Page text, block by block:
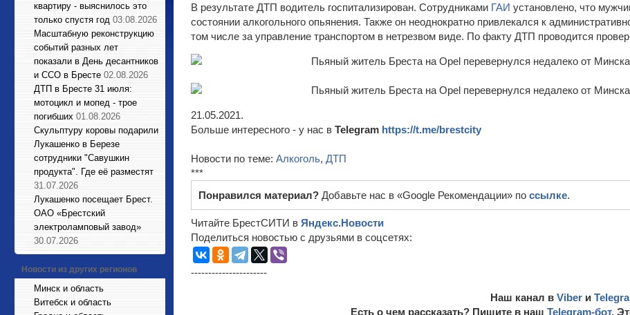
квартиру - выяснилось это
только спустя год 03.08.2026
Масштабную реконструкцию
событий разных лет
показали в День десантников
и ССО в Бресте 02.08.2026
ДТП в Бресте 31 июля:
мотоцикл и мопед - трое
погибших 01.08.2026
Cкульптуру коровы подарили
Лукашенко в Березе
сотрудники "Савушкин
продукта". Где её разместят
31.07.2026
Лукашенко посещает Брест.
ОАО «Брестский
электроламповый завод»
30.07.2026
Новости из других регионов
Минск и область
Витебск и область
В результате ДТП водитель госпитализирован. Сотрудниками ГАИ установлено, что
состоянии алкогольного опьянения. Также он неоднократно привлекался к
том числе за управление транспортом в нетрезвом виде. По факту ДТП проводится
21.05.2021.
Больше интересного - у нас в Telegram https://t.me/brestcity
Новости по теме: Алкоголь, ДТП
***
Понравился материал? Добавьте нас в «Google Рекомендации» по ссылке.
Читайте БрестСИТИ в Яндекс.Новости
Поделиться новостью с друзьями в соцсетях:
----------------------
Наш канал в Viber и
Есть о чем рассказать? Пишите в наш Telegram-бот.